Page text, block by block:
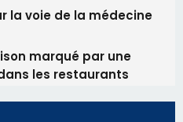
la voie de la médecine
marqué par une
les restaurants